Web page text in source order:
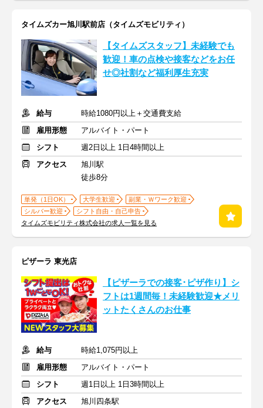
タイムズカー旭川駅前店（タイムズモビリティ）
【タイムズスタッフ】未経験でも
歓迎！車の点検や接客などをお任
せ◎社割など福利厚生充実
給与
時給1080円以上＋交通費支給
雇用形態
アルバイト・パート
シフト
週2日以上 1日4時間以上
アクセス
旭川駅
徒歩8分
単発（1日OK） 大学生歓迎
副業・Ｗワーク歓迎
シルバー歓迎
シフト自由・自己申告
タイムズモビリティ株式会社の求人一覧を見る
ピザーラ 東光店
【ピザーラでの接客･ピザ作り】シ
フトは1週間毎！未経験歓迎★メリ
ットたくさんのお仕事
給与
時給1,075円以上
雇用形態
アルバイト・パート
シフト
週1日以上 1日3時間以上
アクセス
旭川四条駅